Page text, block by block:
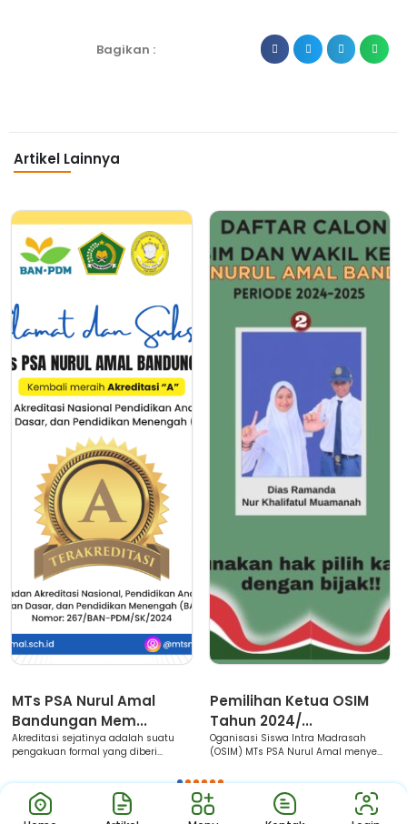
Bagikan :
Artikel Lainnya
PSA Nurul Amal
Mem...
sejatinya adalah suatu
formal yang diberi...
Pemilihan Ketua OSIM
Tahun 2024/...
Oganisasi Siswa Intra Madrasah
(OSIM) MTs PSA Nurul Amal menye...